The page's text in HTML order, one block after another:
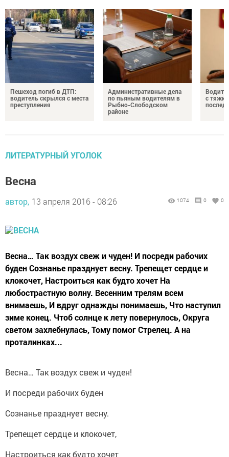
Пешеход погиб в ДТП:
водитель скрылся с места
преступления
Административные дела
по пьяным водителям в
Рыбно-Слободском
районе
с
ЛИТЕРАТУРНЫЙ УГОЛОК
Весна
автор, 13 апреля 2016 - 08:26 1074 0 0
Весна… Так воздух свеж и чуден! И посреди рабочих
буден Сознанье празднует весну. Трепещет сердце и
клокочет, Настроиться как будто хочет На
любострастную волну. Весенним трелям всем
внимаешь, И вдруг однажды понимаешь, Что наступил
зиме конец. Чтоб солнце к лету повернулось, Округа
светом захлебнулась, Тому помог Стрелец. А на
проталинках...
Весна… Так воздух свеж и чуден!
И посреди рабочих буден
Сознанье празднует весну.
Трепещет сердце и клокочет,
Настроиться как будто хочет